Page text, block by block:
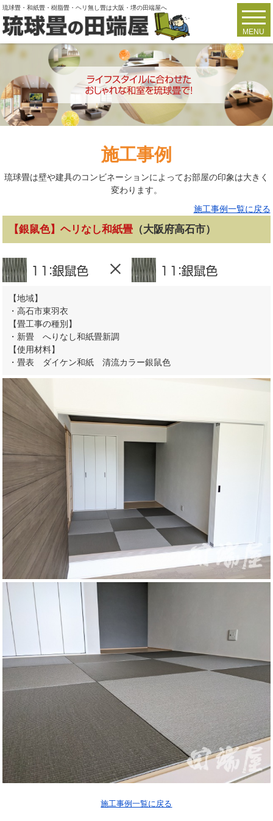
琉球畳・和紙畳・樹脂畳・ヘリ無し畳は大阪・堺の田端屋へ
MENU
施工事例
琉球畳は壁や建具のコンビネーションによってお部屋の印象は大きく
変わります。
施工事例一覧に戻る
【銀鼠色】ヘリなし和紙畳 （大阪府高石市）
【地域】
・高石市東羽衣
【畳工事の種別】
・新畳 へりなし和紙畳新調
【使用材料】
・畳表 ダイケン和紙 清流カラー銀鼠色
施工事例一覧に戻る